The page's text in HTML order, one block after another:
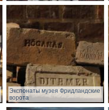
Экспонаты музея Фридландские
ворота